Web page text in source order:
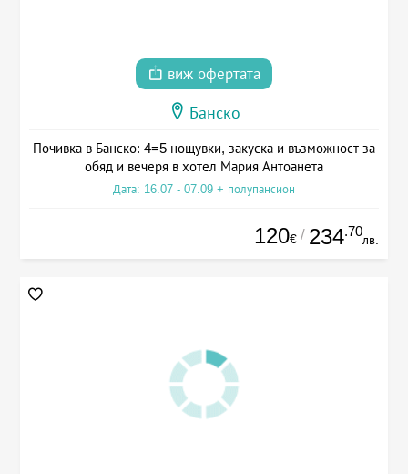
виж офертата
Банско
Почивка в Банско: 4=5 нощувки, закуска и възможност за
обяд и вечеря в хотел Мария Антоанета
Дата: 16.07 - 07.09 + полупансион
120€ / 234.70
лв.